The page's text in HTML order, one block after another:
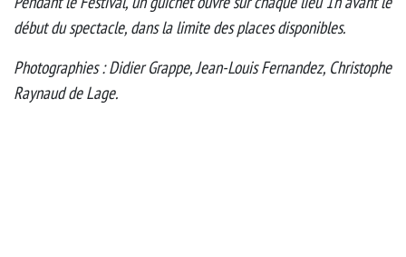
début du spectacle, dans la limite des places disponibles.
Photographies : Didier Grappe, Jean-Louis Fernandez, Christophe
Raynaud de Lage.